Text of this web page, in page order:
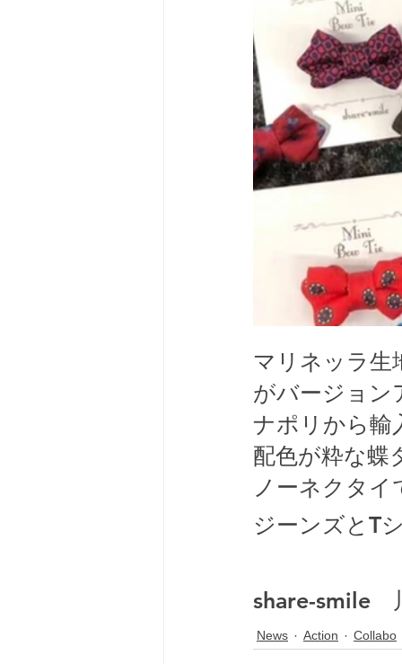
マリネッラ生
がバージョン
ナポリから輸
配色が粋な蝶
ノーネクタ
ジーンズとT
share-smile　
News Action Collabo